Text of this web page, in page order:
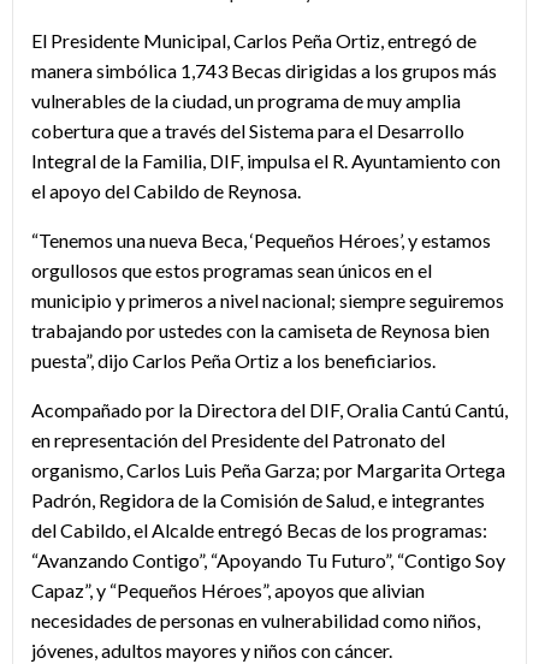
El Presidente Municipal, Carlos Peña Ortiz, entregó de
manera simbólica 1,743 Becas dirigidas a los grupos más
vulnerables de la ciudad, un programa de muy amplia
cobertura que a través del Sistema para el Desarrollo
Integral de la Familia, DIF, impulsa el R. Ayuntamiento con
el apoyo del Cabildo de Reynosa.
“Tenemos una nueva Beca, ‘Pequeños Héroes’, y estamos
orgullosos que estos programas sean únicos en el
municipio y primeros a nivel nacional; siempre seguiremos
trabajando por ustedes con la camiseta de Reynosa bien
puesta”, dijo Carlos Peña Ortiz a los beneficiarios.
Acompañado por la Directora del DIF, Oralia Cantú Cantú,
en representación del Presidente del Patronato del
organismo, Carlos Luis Peña Garza; por Margarita Ortega
Padrón, Regidora de la Comisión de Salud, e integrantes
del Cabildo, el Alcalde entregó Becas de los programas:
“Avanzando Contigo”, “Apoyando Tu Futuro”, “Contigo Soy
Capaz”, y “Pequeños Héroes”, apoyos que alivian
necesidades de personas en vulnerabilidad como niños,
jóvenes, adultos mayores y niños con cáncer.